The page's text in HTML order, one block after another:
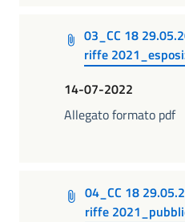
03_CC 18
riffe
14-07-2022
Allegato formato pdf
04_CC 18
riffe